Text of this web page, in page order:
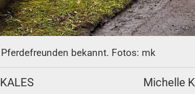
bekannt. Fotos: mk
Michelle